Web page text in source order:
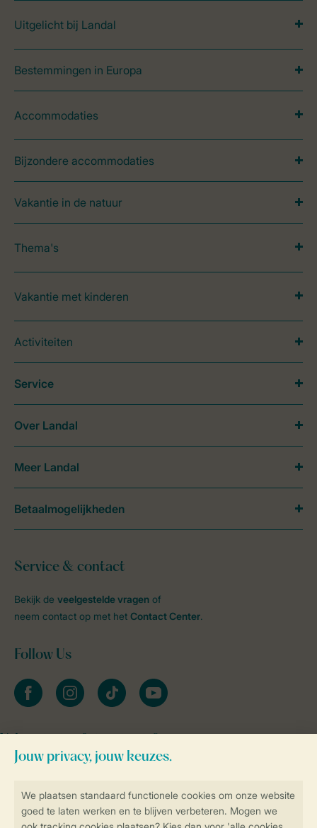
Uitgelicht bij Landal
Bestemmingen in Europa
Accommodaties
Bijzondere accommodaties
Vakantie in de natuur
Thema's
Vakantie met kinderen
Activiteiten
Service & contact
Bekijk de veelgestelde vragen of
neem contact op met het Contact Center.
Follow Us
facebookinstagramtiktok youtube
Service
Over Landal
Meer Landal
Betaalmogelijkheden